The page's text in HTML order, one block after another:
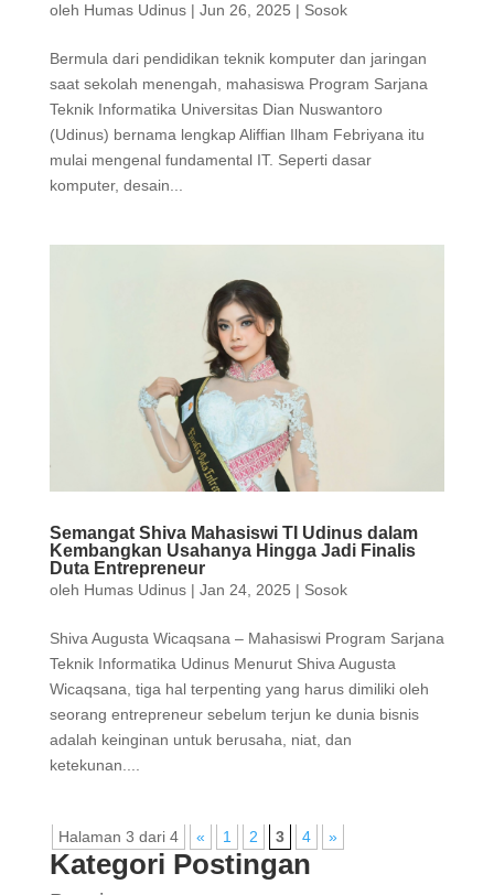
oleh Humas Udinus| Jun 26, 2025 | Sosok
Bermula dari pendidikan teknik komputer dan jaringan
saat sekolah menengah, mahasiswa Program Sarjana
Teknik Informatika Universitas Dian Nuswantoro
(Udinus) bernama lengkap Aliffian Ilham Febriyana itu
mulai mengenal fundamental IT. Seperti dasar
komputer, desain...
Semangat Shiva Mahasiswi TI Udinus dalam
Kembangkan Usahanya Hingga Jadi Finalis
Duta Entrepreneur
oleh Humas Udinus| Jan 24, 2025 | Sosok
Shiva Augusta Wicaqsana – Mahasiswi Program Sarjana
Teknik Informatika Udinus Menurut Shiva Augusta
Wicaqsana, tiga hal terpenting yang harus dimiliki oleh
seorang entrepreneur sebelum terjun ke dunia bisnis
adalah keinginan untuk berusaha, niat, dan
ketekunan....
Halaman 3 dari 4 « 1 2 3 4 »
Kategori Postingan